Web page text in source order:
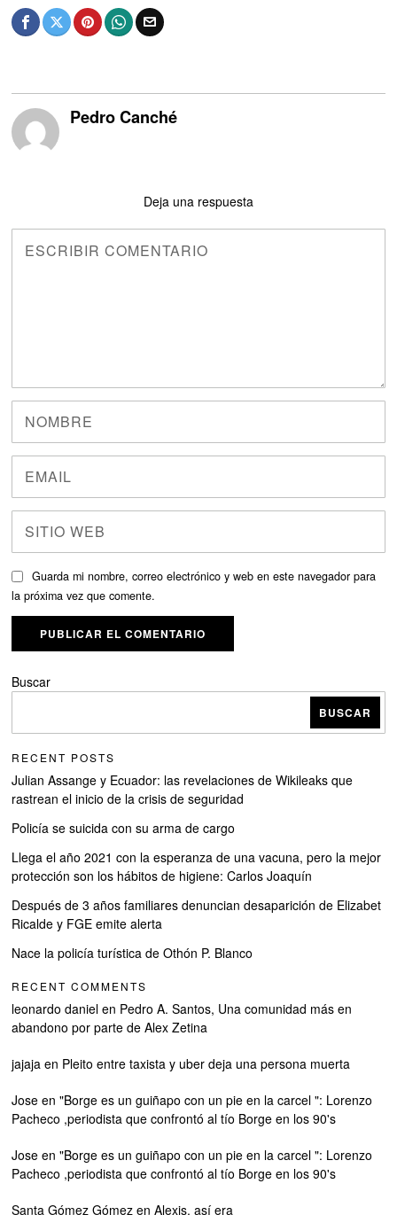
Pedro Canché
Deja una respuesta
Guarda mi nombre, correo electrónico y web en este navegador para
la próxima vez que comente.
Buscar
BUSCAR
RECENT POSTS
Julian Assange y Ecuador: las revelaciones de Wikileaks que
rastrean el inicio de la crisis de seguridad
Policía se suicida con su arma de cargo
Llega el año 2021 con la esperanza de una vacuna, pero la mejor
protección son los hábitos de higiene: Carlos Joaquín
Después de 3 años familiares denuncian desaparición de Elizabet
Ricalde y FGE emite alerta
Nace la policía turística de Othón P. Blanco
RECENT COMMENTS
leonardo daniel en Pedro A. Santos, Una comunidad más en
abandono por parte de Alex Zetina
jajaja en Pleito entre taxista y uber deja una persona muerta
Jose en"Borge es un guiñapo con un pie en la carcel ": Lorenzo
Pacheco ,periodista que confrontó al tío Borge en los 90's
Jose en"Borge es un guiñapo con un pie en la carcel ": Lorenzo
Pacheco ,periodista que confrontó al tío Borge en los 90's
Santa Gómez Gómez enAlexis, así era